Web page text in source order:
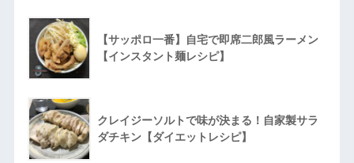
【サッポロ一番】自宅で即席二郎風ラーメン
【インスタント麺レシピ】
クレイジーソルトで味が決まる！自家製サラ
ダチキン【ダイエットレシピ】